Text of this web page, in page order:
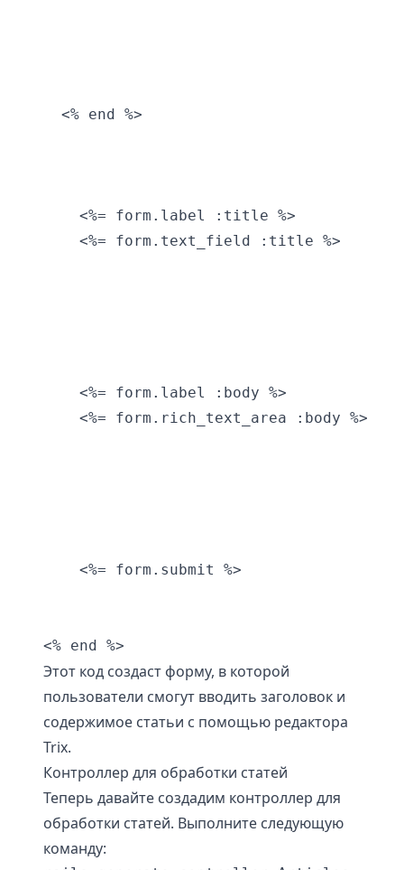
  <% end %>
    <%= form.label :title %>
    <%= form.text_field :title %>
    <%= form.label :body %>
    <%= form.rich_text_area :body %>
    <%= form.submit %>
Этот код создаст форму, в которой
пользователи смогут вводить заголовок и
содержимое статьи с помощью редактора
Trix.
Контроллер для обработки статей
Теперь давайте создадим контроллер для
обработки статей. Выполните следующую
команду: